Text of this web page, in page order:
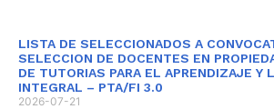
LISTA DE SELECCIONADOS A
SELECCION DE DOCENTES EN
DE TUTORIAS PARA EL APRENDIZAJE Y
INTEGRAL – PTA/FI 3.0
2026-07-21